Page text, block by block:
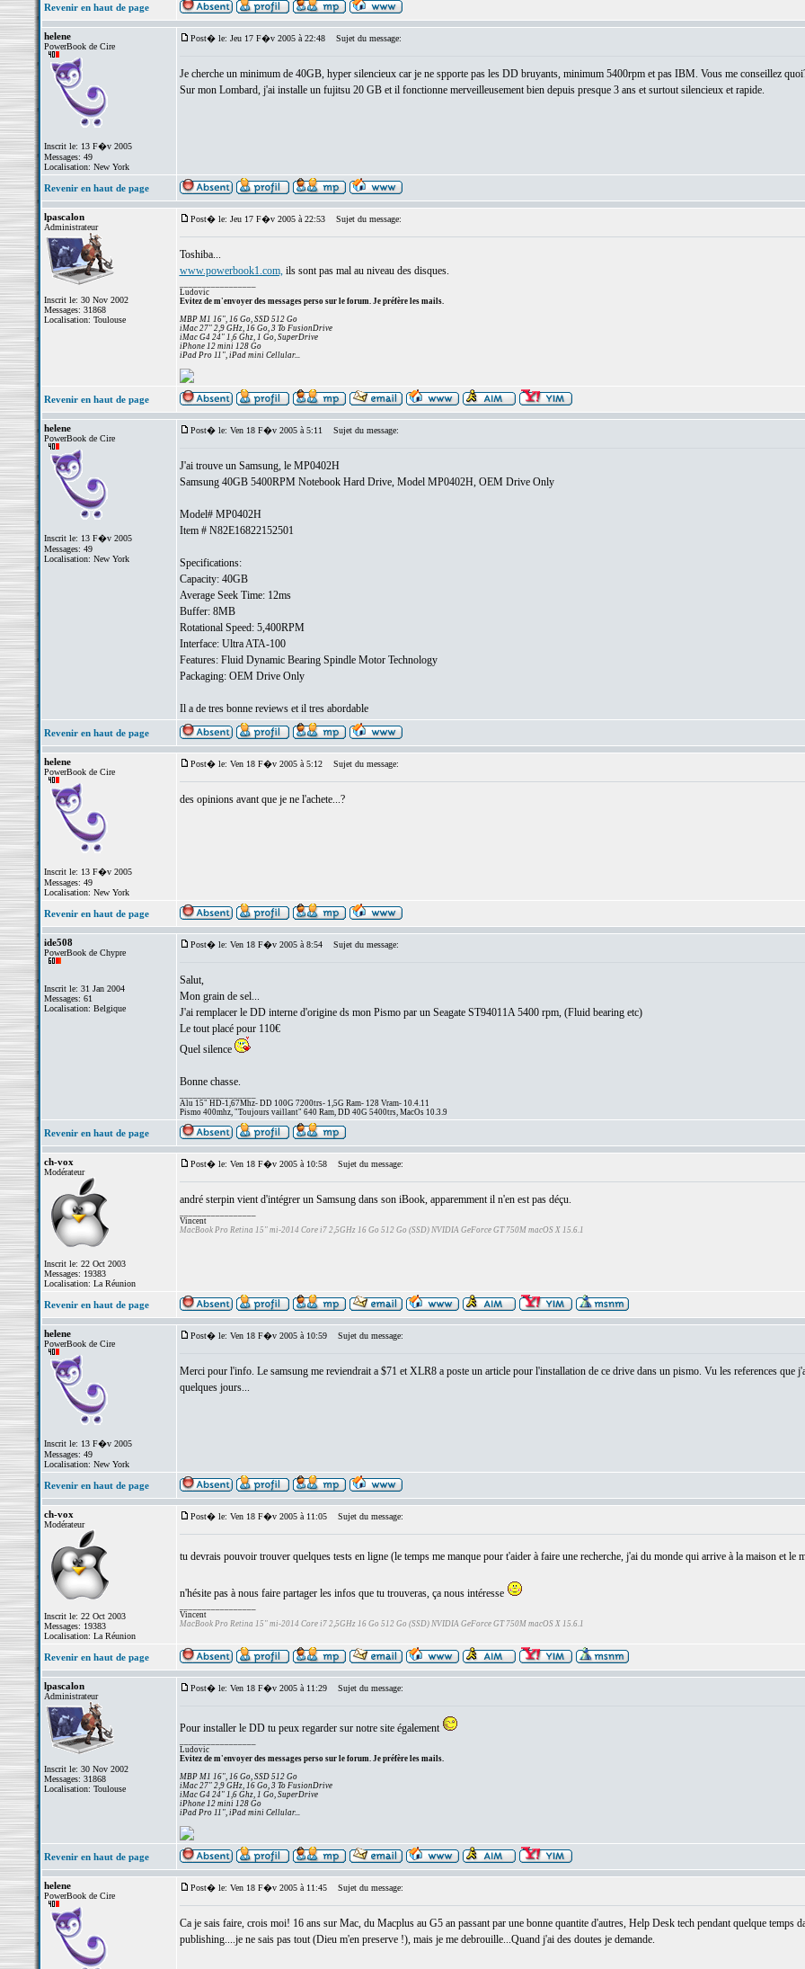
Revenir en haut de page
helene
PowerBook de Cire
Inscrit le: 13 F�v 2005
Messages: 49
Localisation: New York
Post� le: Jeu 17 F�v 2005 à 22:48 Sujet du message:
Je cherche un minimum de 40GB, hyper silencieux car je ne spporte pas les DD bruyants, minimum 5400rpm et pas IBM. Vous me conseillez
Sur mon Lombard, j'ai installe un fujitsu 20 GB et il fonctionne merveilleusement bien depuis presque 3 ans et surtout silencieux et rapide.
Revenir en haut de page
lpascalon
Administrateur
Inscrit le: 30 Nov 2002
Messages: 31868
Localisation: Toulouse
Post� le: Jeu 17 F�v 2005 à 22:53 Sujet du message:
Toshiba...
www.powerbook1.com,ils sont pas mal au niveau des disques.
Ludovic
Evitez de m'envoyer des messages perso sur le forum. Je préfère les mails.
MBP M1 16", 16 Go, SSD 512 Go
iMac 27" 2,9 GHz, 16 Go, 3 To FusionDrive
iMac G4 24" 1,6 Ghz, 1 Go, SuperDrive
iPhone 12 mini 128 Go
iPad Pro 11", iPad mini Cellular...
Revenir en haut de page
helene
PowerBook de Cire
Inscrit le: 13 F�v 2005
Messages: 49
Localisation: New York
Post� le: Ven 18 F�v 2005 à 5:11 Sujet du message:
J'ai trouve un Samsung, le MP0402H
Samsung 40GB 5400RPM Notebook Hard Drive, Model MP0402H, OEM Drive Only
Model# MP0402H
Item # N82E16822152501
Specifications:
Capacity: 40GB
Average Seek Time: 12ms
Buffer: 8MB
Rotational Speed: 5,400RPM
Interface: Ultra ATA-100
Features: Fluid Dynamic Bearing Spindle Motor Technology
Packaging: OEM Drive Only
Il a de tres bonne reviews et il tres abordable
Revenir en haut de page
helene
PowerBook de Cire
Inscrit le: 13 F�v 2005
Messages: 49
Localisation: New York
Post� le: Ven 18 F�v 2005 à 5:12 Sujet du message:
des opinions avant que je ne l'achete...?
Revenir en haut de page
ide508
PowerBook de Chypre
Inscrit le: 31 Jan 2004
Messages: 61
Localisation: Belgique
Post� le: Ven 18 F�v 2005 à 8:54 Sujet du message:
Salut,
Mon grain de sel...
J'ai remplacer le DD interne d'origine ds mon Pismo par un Seagate ST94011A 5400 rpm, (Fluid bearing etc)
Le tout placé pour 110€
Quel silence
Bonne chasse.
Alu 15" HD-1,67Mhz- DD 100G 7200trs- 1,5G Ram- 128 Vram- 10.4.11
Pismo 400mhz, "Toujours vaillant" 640 Ram, DD 40G 5400trs, MacOs 10.3.9
Revenir en haut de page
ch-vox
Modérateur
Inscrit le: 22 Oct 2003
Messages: 19383
Localisation: La Réunion
Post� le: Ven 18 F�v 2005 à 10:58 Sujet du message:
andré sterpin vient d'intégrer un Samsung dans son iBook, apparemment il n'en est pas déçu.
Vincent
MacBook Pro Retina 15" mi-2014 Core i7 2,5GHz 16 Go 512 Go (SSD) NVIDIA GeForce GT 750M macOS X 15.6.1
Revenir en haut de page
helene
PowerBook de Cire
Inscrit le: 13 F�v 2005
Messages: 49
Localisation: New York
Post� le: Ven 18 F�v 2005 à 10:59 Sujet du message:
Merci pour l'info. Le samsung me reviendrait a $71 et XLR8 a poste un article pour l'installation de ce drive dans un pismo. Vu les references que
quelques jours...
Revenir en haut de page
ch-vox
Modérateur
Inscrit le: 22 Oct 2003
Messages: 19383
Localisation: La Réunion
Post� le: Ven 18 F�v 2005 à 11:05 Sujet du message:
tu devrais pouvoir trouver quelques tests en ligne (le temps me manque pour t'aider à faire une recherche, j'ai du monde qui arrive à la maison et le
n'hésite pas à nous faire partager les infos que tu trouveras, ça nous intéresse
Vincent
MacBook Pro Retina 15" mi-2014 Core i7 2,5GHz 16 Go 512 Go (SSD) NVIDIA GeForce GT 750M macOS X 15.6.1
Revenir en haut de page
lpascalon
Administrateur
Inscrit le: 30 Nov 2002
Messages: 31868
Localisation: Toulouse
Post� le: Ven 18 F�v 2005 à 11:29 Sujet du message:
Pour installer le DD tu peux regarder sur notre site également
Ludovic
Evitez de m'envoyer des messages perso sur le forum. Je préfère les mails.
MBP M1 16", 16 Go, SSD 512 Go
iMac 27" 2,9 GHz, 16 Go, 3 To FusionDrive
iMac G4 24" 1,6 Ghz, 1 Go, SuperDrive
iPhone 12 mini 128 Go
iPad Pro 11", iPad mini Cellular...
Revenir en haut de page
helene
PowerBook de Cire
Post� le: Ven 18 F�v 2005 à 11:45 Sujet du message:
Ca je sais faire, crois moi! 16 ans sur Mac, du Macplus au G5 an passant par une bonne quantite d'autres, Help Desk tech pendant quelque
publishing....je ne sais pas tout (Dieu m'en preserve !), mais je me debrouille...Quand j'ai des doutes je demande.